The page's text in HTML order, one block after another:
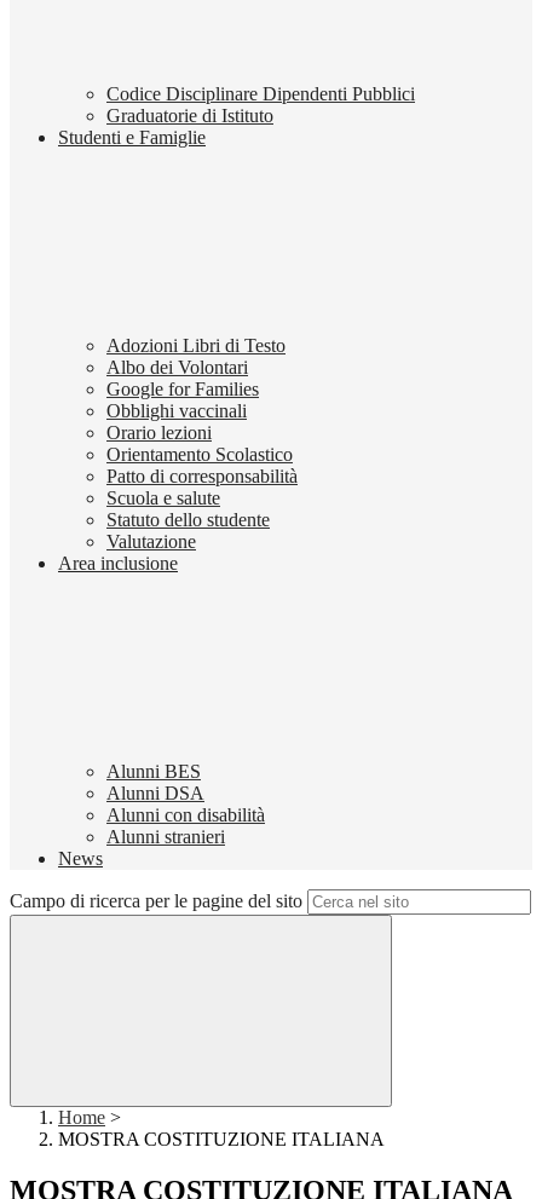
Codice Disciplinare Dipendenti Pubblici
Graduatorie di Istituto
Studenti e Famiglie
Adozioni Libri di Testo
Albo dei Volontari
Google for Families
Obblighi vaccinali
Orario lezioni
Orientamento Scolastico
Patto di corresponsabilità
Scuola e salute
Statuto dello studente
Valutazione
Area inclusione
Alunni BES
Alunni DSA
Alunni con disabilità
Alunni stranieri
News
Campo di ricerca per le pagine del sito
Home >
MOSTRA COSTITUZIONE ITALIANA
MOSTRA COSTITUZIONE ITALIANA